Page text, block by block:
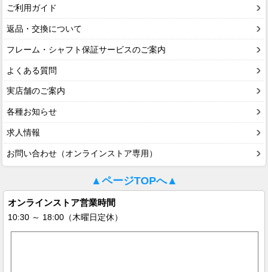
ご利用ガイド
返品・交換について
フレーム・シャフト保証サービスのご案内
よくある質問
実店舗のご案内
各種お知らせ
求人情報
お問い合わせ（オンラインストア専用）
▲ページTOPへ▲
オンラインストア営業時間
10:30 ～ 18:00（木曜日定休）